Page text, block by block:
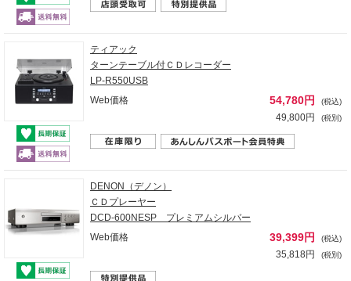
ティアック
ターンテーブル付ＣＤレコーダー
LP-R550USB
Web価格
54,780円 (税込)
49,800円 (税別)
DENON（デノン）
ＣＤプレーヤー
DCD-600NESP プレミアムシルバー
Web価格
39,399円 (税込)
35,818円 (税別)